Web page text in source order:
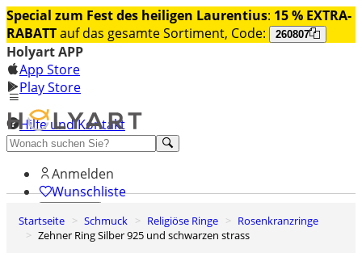
Special zum Fest des heiligen Laurentius: 15 % EXTRA-
RABATTauf das gesamte Sortiment, Code: 260807
Holyart APP
App Store
Play Store
Hilfe und Kontakt
Entdecken Sie Premium
Anmelden
Wunschliste
0
Warenkorb
Startseite Schmuck Religiöse Ringe
Rosenkranzringe
Zehner Ring Silber 925 und schwarzen strass